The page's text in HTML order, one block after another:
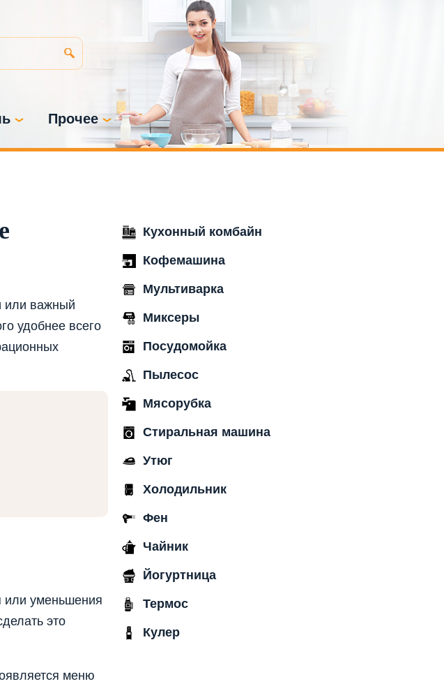
Прочее
или важный
удобнее всего
или уменьшения
это
меню
Кухонный комбайн
Кофемашина
Мультиварка
Миксеры
Посудомойка
Пылесос
Мясорубка
Стиральная машина
Утюг
Холодильник
Фен
Чайник
Йогуртница
Термос
Кулер